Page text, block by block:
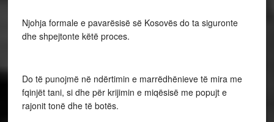
Njohja formale e pavarësisë së Kosovës do ta siguronte
dhe shpejtonte këtë proces.
Do të punojmë në ndërtimin e marrëdhënieve të mira me
fqinjët tani, si dhe për krijimin e miqësisë me popujt e
rajonit tonë dhe të botës.